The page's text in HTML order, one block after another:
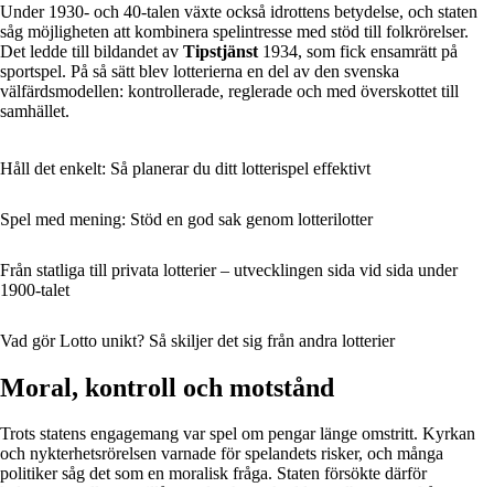
Under 1930- och 40-talen växte också idrottens betydelse, och staten
såg möjligheten att kombinera spelintresse med stöd till folkrörelser.
Det ledde till bildandet av Tipstjänst 1934, som fick ensamrätt på
sportspel. På så sätt blev lotterierna en del av den svenska
välfärdsmodellen: kontrollerade, reglerade och med överskottet till
samhället.
Håll det enkelt: Så planerar du ditt lotterispel effektivt
Spel med mening: Stöd en god sak genom lotterilotter
Från statliga till privata lotterier – utvecklingen sida vid sida under
1900-talet
Vad gör Lotto unikt? Så skiljer det sig från andra lotterier
Moral, kontroll och motstånd
Trots statens engagemang var spel om pengar länge omstritt. Kyrkan
och nykterhetsrörelsen varnade för spelandets risker, och många
politiker såg det som en moralisk fråga. Staten försökte därför